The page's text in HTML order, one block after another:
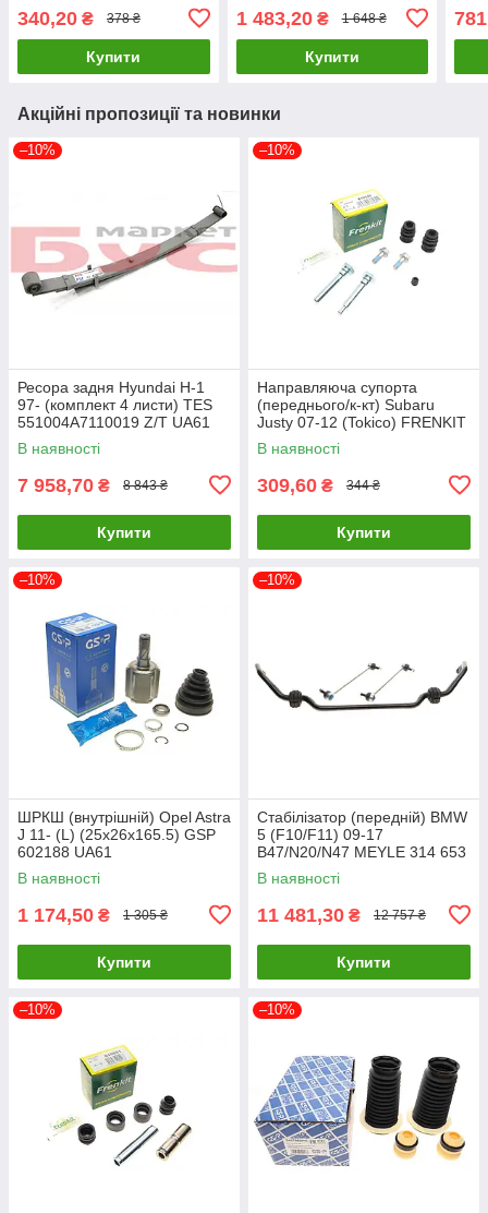
340,20 ₴ 378 ₴
Купити
1 483,20₴ 1 648 ₴
Купити
Акційні пропозиції та новинки
–10%
Ресора задня Hyundai H-1
97- (комплект 4 листи) TES
551004A7110019 Z/T UA61
В наявності
7 958,70 ₴ 8 843 ₴
Купити
–10%
Направляюча супорта
(переднього/к-кт) Subaru
Justy 07-12 (Tokico) FRENKIT
810145 UA61
В наявності
309,60 ₴ 344 ₴
Купити
–10%
ШРКШ (внутрішній) Opel Astra
J 11- (L) (25x26x165.5) GSP
602188 UA61
В наявності
1 174,50 ₴ 1 305 ₴
Купити
–10%
Стабілізатор (передній) BMW
5 (F10/F11) 09-17
B47/N20/N47 MEYLE 314 653
0015/HD UA61
В наявності
11 481,30 ₴ 12 757 ₴
Купити
–10% –10%